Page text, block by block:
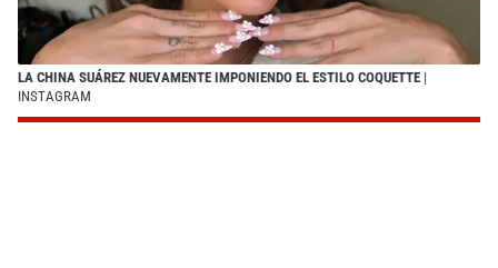
LA CHINA SUÁREZ NUEVAMENTE IMPONIENDO EL ESTILO COQUETTE |
INSTAGRAM